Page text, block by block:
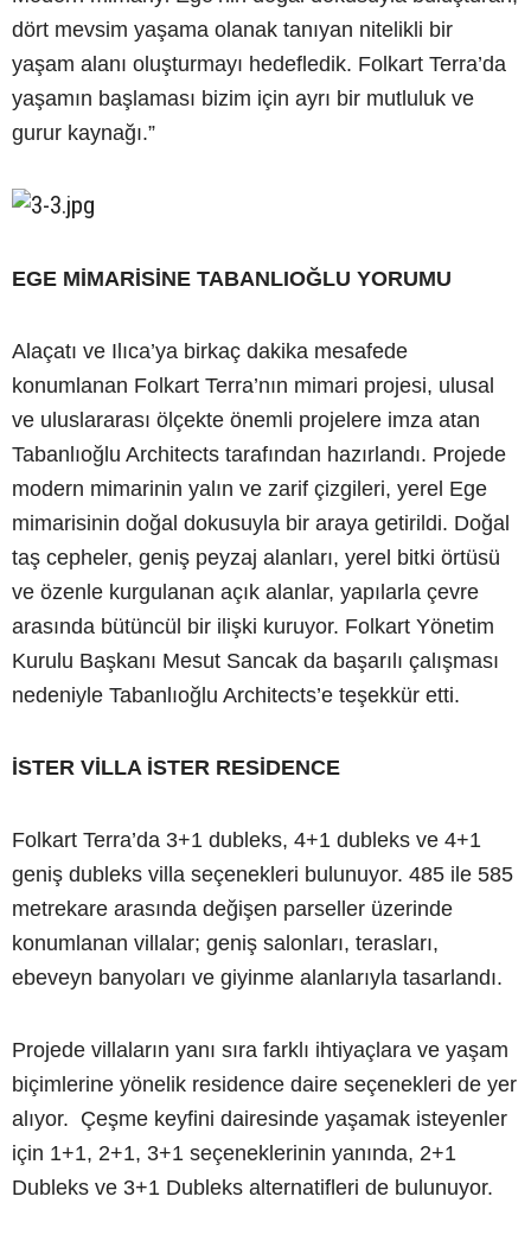
dört mevsim yaşama olanak tanıyan nitelikli bir
yaşam alanı oluşturmayı hedefledik. Folkart Terra’da
yaşamın başlaması bizim için ayrı bir mutluluk ve
gurur kaynağı.”
EGE MİMARİSİNE TABANLIOĞLU YORUMU
Alaçatı ve Ilıca’ya birkaç dakika mesafede
konumlanan Folkart Terra’nın mimari projesi, ulusal
ve uluslararası ölçekte önemli projelere imza atan
Tabanlıoğlu Architects tarafından hazırlandı. Projede
modern mimarinin yalın ve zarif çizgileri, yerel Ege
mimarisinin doğal dokusuyla bir araya getirildi. Doğal
taş cepheler, geniş peyzaj alanları, yerel bitki örtüsü
ve özenle kurgulanan açık alanlar, yapılarla çevre
arasında bütüncül bir ilişki kuruyor. Folkart Yönetim
Kurulu Başkanı Mesut Sancak da başarılı çalışması
nedeniyle Tabanlıoğlu Architects’e teşekkür etti.
İSTER VİLLA İSTER RESİDENCE
Folkart Terra’da 3+1 dubleks, 4+1 dubleks ve 4+1
geniş dubleks villa seçenekleri bulunuyor. 485 ile 585
metrekare arasında değişen parseller üzerinde
konumlanan villalar; geniş salonları, terasları,
ebeveyn banyoları ve giyinme alanlarıyla tasarlandı.
Projede villaların yanı sıra farklı ihtiyaçlara ve yaşam
biçimlerine yönelik residence daire seçenekleri de yer
alıyor. Çeşme keyfini dairesinde yaşamak isteyenler
için 1+1, 2+1, 3+1 seçeneklerinin yanında, 2+1
Dubleks ve 3+1 Dubleks alternatifleri de bulunuyor.